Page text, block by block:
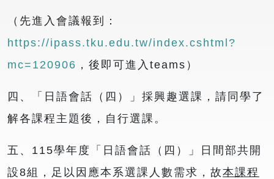
（先進入會議報到：
https://ipass.tku.edu.tw/index.cshtml?
mc=120906 ，後即可進入teams）
四、「日語會話（四）」採興趣選課，請同學了
解各課程主題後，自行選課。
五、115學年度「日語會話（四）」日間部共開
設8組，足以因應本系選課人數需求，故本課程